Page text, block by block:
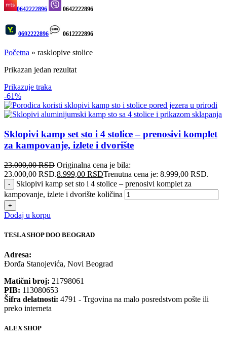
0642222896
0692222896
0642222896
0612222896
Početna » rasklopive stolice
Prikazan jedan rezultat
Prikazuje traka
-61%
Sklopivi kamp set sto i 4 stolice – prenosivi komplet
za kampovanje, izlete i dvorište
23.000,00RSD Originalna cena je bila:
23.000,00 RSD.8.999,00 RSDTrenutna cena je: 8.999,00 RSD.
Sklopivi kamp set sto i 4 stolice – prenosivi komplet za
kampovanje, izlete i dvorište količina
Dodaj u korpu
TESLA SHOP DOO BEOGRAD
Adresa:
Đorđa Stanojevića, Novi Beograd
Matični broj: 21798061
PIB: 113080653
Šifra delatnosti: 4791 - Trgovina na malo posredstvom pošte ili
preko interneta
ALEX SHOP